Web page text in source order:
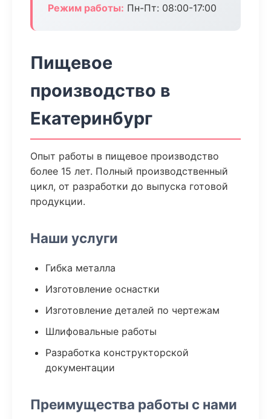
Режим работы: Пн-Пт: 08:00-17:00
Пищевое
производство в
Екатеринбург
Опыт работы в пищевое производство
более 15 лет. Полный производственный
цикл, от разработки до выпуска готовой
продукции.
Наши услуги
Гибка металла
Изготовление оснастки
Изготовление деталей по чертежам
Шлифовальные работы
Разработка конструкторской
документации
Преимущества работы с нами